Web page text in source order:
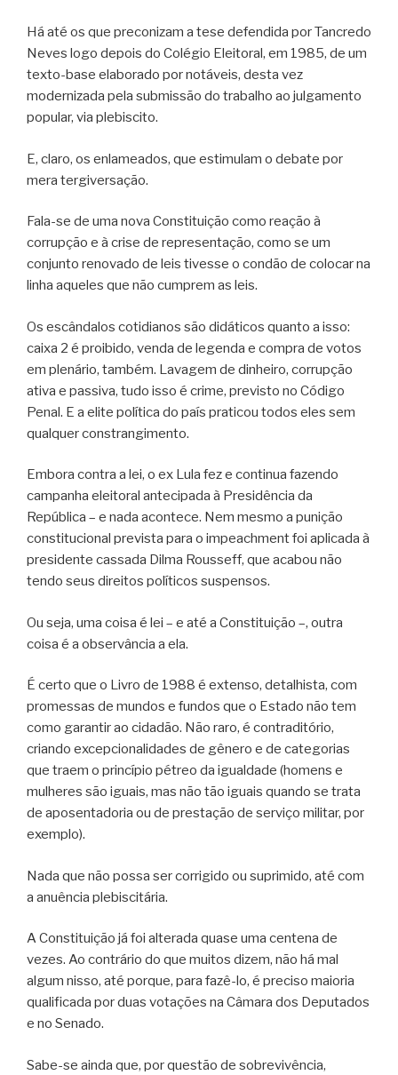
Há até os que preconizam a tese defendida por Tancredo
Neves logo depois do Colégio Eleitoral, em 1985, de um
texto-base elaborado por notáveis, desta vez
modernizada pela submissão do trabalho ao julgamento
popular, via plebiscito.
E, claro, os enlameados, que estimulam o debate por
mera tergiversação.
Fala-se de uma nova Constituição como reação à
corrupção e à crise de representação, como se um
conjunto renovado de leis tivesse o condão de colocar na
linha aqueles que não cumprem as leis.
Os escândalos cotidianos são didáticos quanto a isso:
caixa 2 é proibido, venda de legenda e compra de votos
em plenário, também. Lavagem de dinheiro, corrupção
ativa e passiva, tudo isso é crime, previsto no Código
Penal. E a elite política do país praticou todos eles sem
qualquer constrangimento.
Embora contra a lei, o ex Lula fez e continua fazendo
campanha eleitoral antecipada à Presidência da
República – e nada acontece. Nem mesmo a punição
constitucional prevista para o impeachment foi aplicada à
presidente cassada Dilma Rousseff, que acabou não
tendo seus direitos políticos suspensos.
Ou seja, uma coisa é lei – e até a Constituição –, outra
coisa é a observância a ela.
É certo que o Livro de 1988 é extenso, detalhista, com
promessas de mundos e fundos que o Estado não tem
como garantir ao cidadão. Não raro, é contraditório,
criando excepcionalidades de gênero e de categorias
que traem o princípio pétreo da igualdade (homens e
mulheres são iguais, mas não tão iguais quando se trata
de aposentadoria ou de prestação de serviço militar, por
exemplo).
Nada que não possa ser corrigido ou suprimido, até com
a anuência plebiscitária.
A Constituição já foi alterada quase uma centena de
vezes. Ao contrário do que muitos dizem, não há mal
algum nisso, até porque, para fazê-lo, é preciso maioria
qualificada por duas votações na Câmara dos Deputados
e no Senado.
Sabe-se ainda que, por questão de sobrevivência,